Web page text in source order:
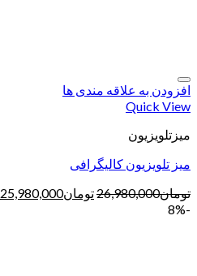
افزودن به علاقه مندی ها
Quick View
میزتلویزیون
میز تلویزیون کالیگرافی
تومان26,980,000تومان25,980,000
-8%